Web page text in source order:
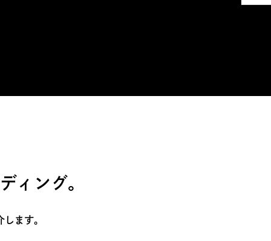
ィング。
ます。